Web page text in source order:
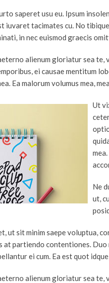
saperet usu eu. Ipsum
iuvaret tacimates cu. No
in nec euismod graecis
alienum gloriatur sea
ei causae mentitum
Ea malorum volumus mea,
Ut
Ne
ut,
ut sit minim saepe voluptua,
partiendo contentiones.
ei cum. Ea est quot
alienum gloriatur sea